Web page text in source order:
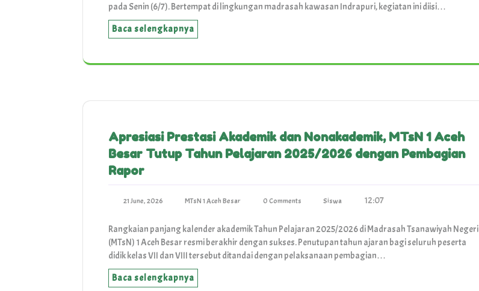
pada Senin (6/7). Bertempat di lingkungan madrasah kawasan Indrapuri, kegiatan ini diisi…
Baca selengkapnya
Apresiasi Prestasi Akademik dan Nonakademik, MTsN 1 Aceh
Besar Tutup Tahun Pelajaran 2025/2026 dengan Pembagian
Rapor
21 June, 2026 MTsN 1 Aceh Besar 0 Comments Siswa 12:07
Rangkaian panjang kalender akademik Tahun Pelajaran 2025/2026 di Madrasah Tsanawiyah Negeri
(MTsN) 1 Aceh Besar resmi berakhir dengan sukses. Penutupan tahun ajaran bagi seluruh peserta
didik kelas VII dan VIII tersebut ditandai dengan pelaksanaan pembagian…
Baca selengkapnya